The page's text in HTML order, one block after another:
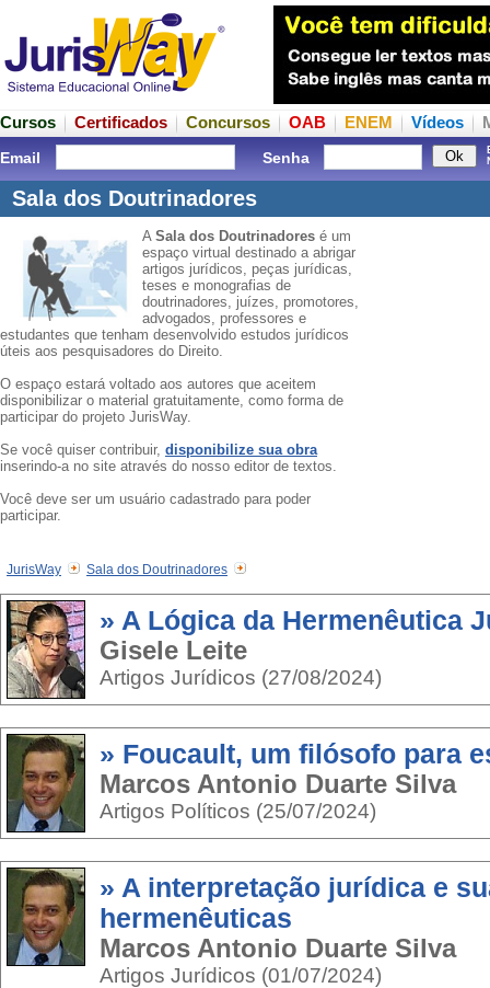
Cursos Certificados Concursos OAB ENEM Vídeos
Email Senha
Sala dos Doutrinadores
A Sala dos Doutrinadores é um
espaço virtual destinado a abrigar
artigos jurídicos, peças jurídicas,
teses e monografias de
doutrinadores, juízes, promotores,
advogados, professores e
estudantes que tenham desenvolvido estudos jurídicos
úteis aos pesquisadores do Direito.
O espaço estará voltado aos autores que aceitem
disponibilizar o material gratuitamente, como forma de
participar do projeto JurisWay.
Se você quiser contribuir, disponibilize sua obra
inserindo-a no site através do nosso editor de textos.
Você deve ser um usuário cadastrado para poder
participar.
JurisWay Sala dos Doutrinadores
» A Lógica da Hermenêutica
Gisele Leite
Artigos Jurídicos (27/08/2024)
» Foucault, um filósofo para
Marcos Antonio Duarte Silva
Artigos Políticos (25/07/2024)
» A interpretação jurídica e
hermenêuticas
Marcos Antonio Duarte Silva
Artigos Jurídicos (01/07/2024)